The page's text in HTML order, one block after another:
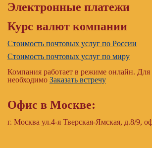
Электронные платежи
Курс валют компании
Стоимость почтовых услуг по России
Стоимость почтовых услуг по миру
Компания работает в режиме онлайн. Для
необходимо Заказать встречу
Офис в Москве:
г. Москва ул.4-я Тверская-Ямская, д.8/9,